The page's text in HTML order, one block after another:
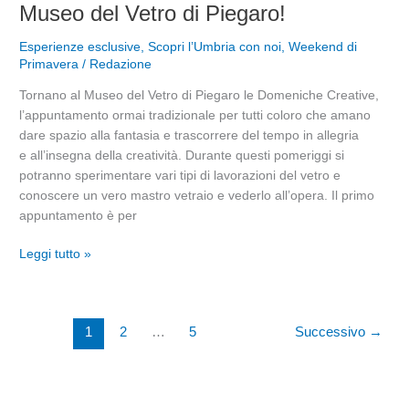
Museo del Vetro di Piegaro!
Esperienze esclusive,Scopri l’Umbria con noi,Weekend di
Primavera / Redazione
Tornano al Museo del Vetro di Piegaro le Domeniche Creative,
l’appuntamento ormai tradizionale per tutti coloro che amano
dare spazio alla fantasia e trascorrere del tempo in allegria
e all’insegna della creatività. Durante questi pomeriggi si
potranno sperimentare vari tipi di lavorazioni del vetro e
conoscere un vero mastro vetraio e vederlo all’opera. Il primo
appuntamento è per
Domeniche
Creative
al
del
Vetro
di
Piegaro!
Leggi tutto »
1 2 … 5 Successivo →